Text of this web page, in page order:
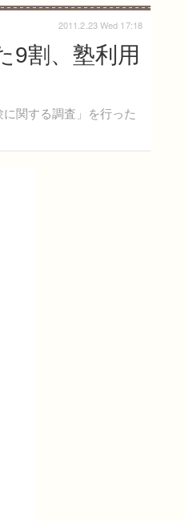
9割、塾利用
関する調査」を行った
2011.2.23 Wed 17:18